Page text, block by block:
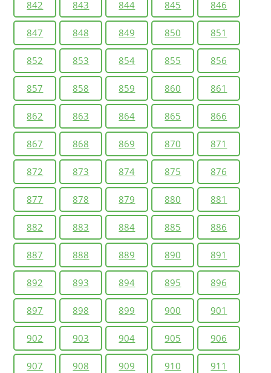
842 843 844 845 846
847 848 849 850 851
852 853 854 855 856
857 858 859 860 861
862 863 864 865 866
867 868 869 870 871
872 873 874 875 876
877 878 879 880 881
882 883 884 885 886
887 888 889 890 891
892 893 894 895 896
897 898 899 900 901
902 903 904 905 906
907 908 909 910 911